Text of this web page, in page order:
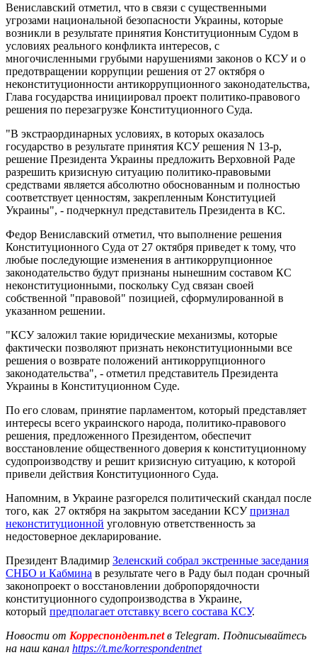
Вениславский отметил, что в связи с существенными
угрозами национальной безопасности Украины, которые
возникли в результате принятия Конституционным Судом в
условиях реального конфликта интересов, с
многочисленными грубыми нарушениями законов о КСУ и о
предотвращении коррупции решения от 27 октября о
неконституционности антикоррупционного законодательства,
Глава государства инициировал проект политико-правового
решения по перезагрузке Конституционного Суда.
"В экстраординарных условиях, в которых оказалось
государство в результате принятия КСУ решения N 13-р,
решение Президента Украины предложить Верховной Раде
разрешить кризисную ситуацию политико-правовыми
средствами является абсолютно обоснованным и полностью
соответствует ценностям, закрепленным Конституцией
Украины", - подчеркнул представитель Президента в КС.
Федор Вениславский отметил, что выполнение решения
Конституционного Суда от 27 октября приведет к тому, что
любые последующие изменения в антикоррупционное
законодательство будут признаны нынешним составом КС
неконституционными, поскольку Суд связан своей
собственной "правовой" позицией, сформулированной в
указанном решении.
"КСУ заложил такие юридические механизмы, которые
фактически позволяют признать неконституционными все
решения о возврате положений антикоррупционного
законодательства", - отметил представитель Президента
Украины в Конституционном Суде.
По его словам, принятие парламентом, который представляет
интересы всего украинского народа, политико-правового
решения, предложенного Президентом, обеспечит
восстановление общественного доверия к конституционному
судопроизводству и решит кризисную ситуацию, к которой
привели действия Конституционного Суда.
Напомним, в Украине разгорелся политический скандал после
того, как 27 октября на закрытом заседании КСУпризнал
неконституционной уголовную ответственность за
недостоверное декларирование.
Президент Владимир Зеленский собрал экстренные заседания
СНБО и Кабмина в результате чего в Раду был подан срочный
законопроект о восстановлении добропорядочности
конституционного судопроизводства в Украине,
который предполагает отставку всего состава КСУ.
Новости от Корреспондент.netв Telegram. Подписывайтесь
на наш канал https://t.me/korrespondentnet